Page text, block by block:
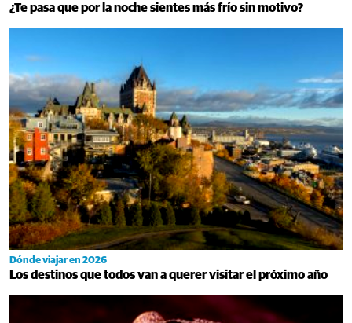
¿Te pasa que por la noche sientes más frío sin motivo?
Dónde viajar en 2026
Los destinos que todos van a querer visitar el próximo año